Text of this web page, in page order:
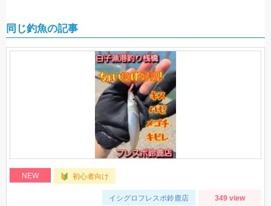
同じ釣魚の記事
NEW 初心者向け
イシグロフレスポ鈴鹿店 349 view